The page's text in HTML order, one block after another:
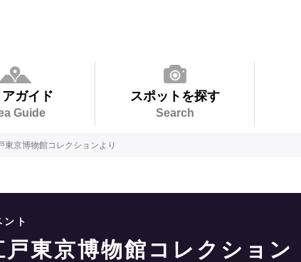
ガイド
Guide
スポットを探す
Search
東京博物館コレクションより
ント
東京博物館コレクション